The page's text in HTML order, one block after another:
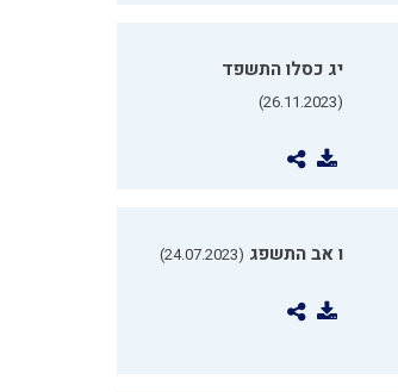
יג כסלו התשפד
(26.11.2023)
ו אב התשפג (24.07.2023)